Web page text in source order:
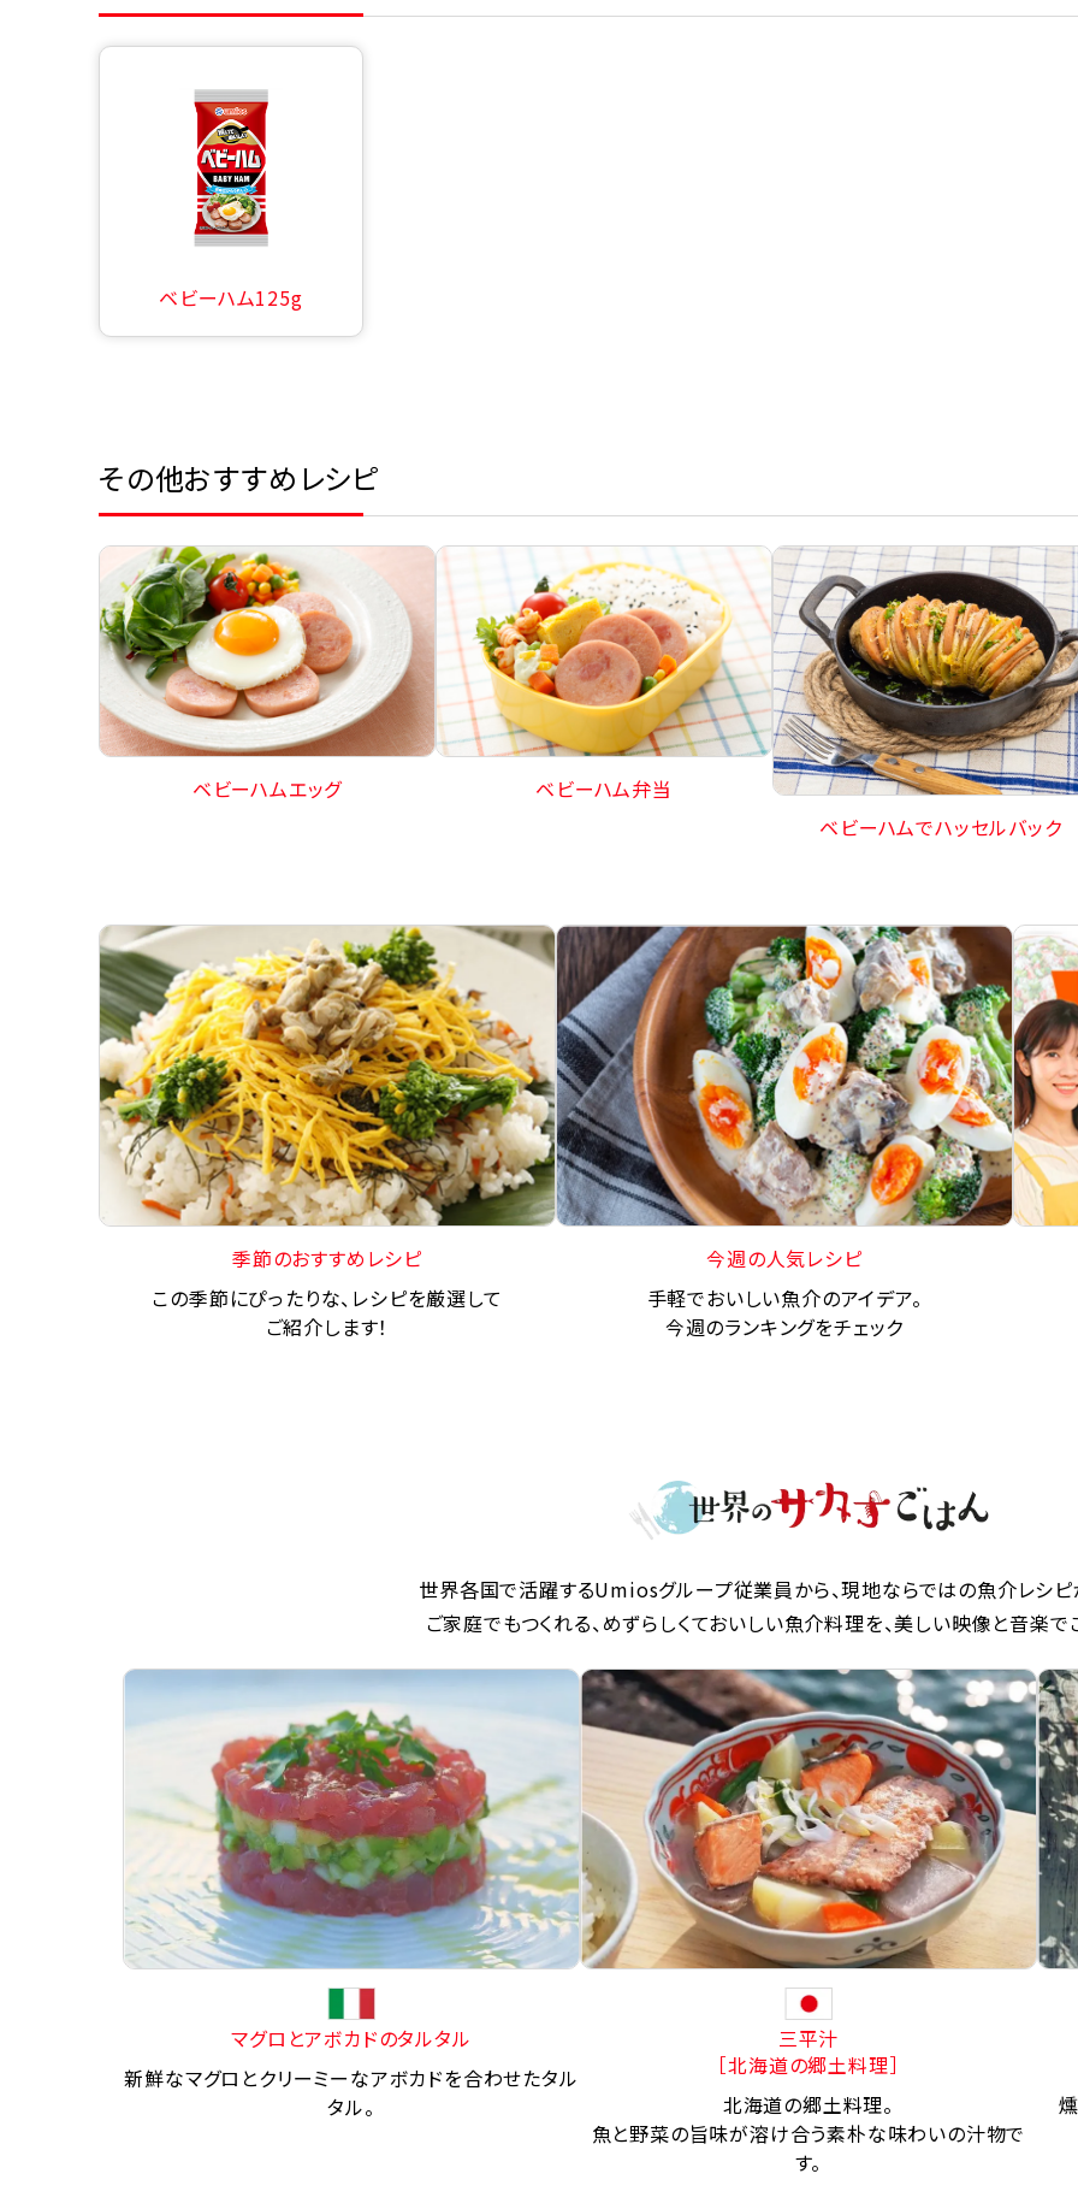
ベビーハム125g
その他おすすめレシピ
ベビーハムエッグ
ベビーハム弁当
ベビーハムでハッセルバック
季節のおすすめレシピ
この季節にぴったりな、レシピを厳選して
ご紹介します！
今週の人気レシピ
手軽でおいしい魚介のアイデア。
今週のランキングをチェック
世界各国で活躍するUmiosグループ従業員から、現地ならではの魚介レシピ
ご家庭でもつくれる、めずらしくておいしい魚介料理を、美しい映像と音楽で
マグロとアボカドのタルタル
新鮮なマグロとクリーミーなアボカドを合わせたタル
タル。
三平汁
［北海道の郷土料理］
北海道の郷土料理。
魚と野菜の旨味が溶け合う素朴な味わいの汁物で
す。